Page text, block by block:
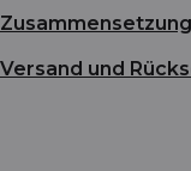
Versand und